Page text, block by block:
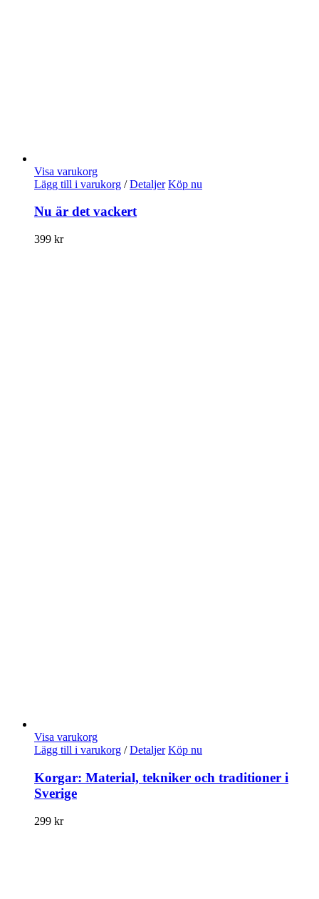
Visa varukorg
Lägg till i varukorg / Detaljer Köp nu
Nu är det vackert
399 kr
Visa varukorg
Lägg till i varukorg / Detaljer Köp nu
Korgar: Material, tekniker och traditioner i
Sverige
299 kr